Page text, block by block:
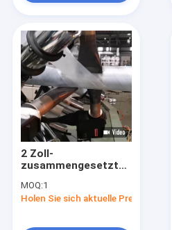
2 Zoll-
zusammengesetztes
Antikorrosion API
15S macht
MOQ:1
Holen Sie sich aktuelle Preis